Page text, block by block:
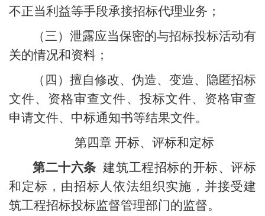
不正当利益等手段承接招标代理业务；
（三）泄露应当保密的与招标投标活动有
关的情况和资料；
（四）擅自修改、伪造、变造、隐匿招标
文件、资格审查文件、投标文件、资格审查
申请文件、中标通知书等结果文件。
第四章 开标、评标和定标
第二十六条 建筑工程招标的开标、评标
和定标，由招标人依法组织实施，并接受建
筑工程招标投标监督管理部门的监督。